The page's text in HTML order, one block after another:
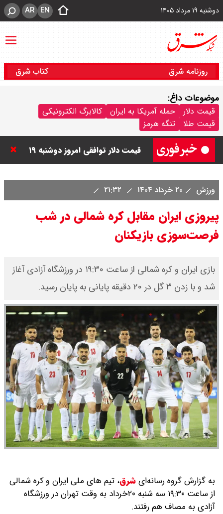
دوشنبه ۱۹ مرداد ۱۴۰۵ EN
AR
روزنامه شرق کتاب شرق
موضوعات داغ:
قیمت دلار حمله آمریکا به ایران
کالابرگ الکترونیکی
قیمت طلا
تنگه هرمز
قیمت دینار عراق امروز دوشنبه ۱۹
مرداد ۱۴۰۵ / هر دینار چند؟ + جدول
قیمت دلار توافقی امروز دوشنبه ۱۹
تاریخی
قیمت طلا و سکه امروز دوشنبه ۱۹
+ جدول
قیمت خودروهای سایپا امروز دوشنبه
۱۹ مرداد ۱۴۰۵ / قیمت چانگان چند؟ +
جدول
قیمت خودرو‌های ایران خودرو امروز
دوشنبه ۱۹ مرداد ۱۴۰۵ / قیمت پژو
۲۰۷ چند ؟ + جدول
ورزش ۲۰ خرداد ۱۴۰۴
پیروزی ایران مقابل کره شمالی در شب
فرصت‌سوزی بازیکنان
بازی ایران و کره شمالی از ساعت ۱۹:۳۰ در ورزشگاه آزادی آغاز
شد و با زدن ۳ گل در ۲۰ دقیقه پایانی به پایان رسید.
به گزارش گروه رسانه‌ایشرق، تیم های ملی ایران و کره شمالی
از ساعت ۱۹:۳۰ سه شنبه ۲۰خرداد به وقت تهران در ورزشگاه
آزادی به مصاف هم رفتند.